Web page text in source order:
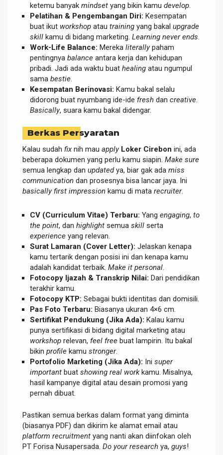
ketemu banyak mindset yang bikin kamu develop
Pelatihan & Pengembangan Diri: Kesempatan
buat ikut workshop atau training yang bakal upgrade
skill kamu di bidang marketing. Learning never ends
Work-Life Balance: Mereka literallypaham
pentingnya balance antara kerja dan kehidupan
pribadi. Jadi ada waktu buat healing atau ngumpul
sama bestie
Kesempatan Berinovasi: Kamu bakal selalu
didorong buat nyumbang ide-ide fresh dan creative
Basically, suara kamu bakal didengar.
Berkas Persyaratan
Kalau sudah fixnih mau apply Loker Cirebon ini, ada
beberapa dokumen yang perlu kamu siapin. Make sure
semua lengkap dan updatedya, biar gak ada miss
communication dan prosesnya bisa lancar jaya. Ini
basically first impression kamu di mata recruiter.
CV (Curriculum Vitae) Terbaru: Yang engaging, to
the point, dan highlight semua skill serta
experience yang relevan.
Surat Lamaran (Cover Letter): Jelaskan kenapa
kamu tertarik dengan posisi ini dan kenapa kamu
adalah kandidat terbaik. Make it personal.
Fotocopy Ijazah & Transkrip Nilai: Dari pendidikan
terakhir kamu.
Fotocopy KTP: Sebagai bukti identitas dan domisili.
Pas Foto Terbaru: Biasanya ukuran 4×6 cm.
Sertifikat Pendukung (Jika Ada): Kalau kamu
punya sertifikasi di bidang digital marketing atau
workshop relevan, feel free buat lampirin. Itu bakal
bikin profile kamu stronger.
Portofolio Marketing (Jika Ada): Ini super
important buat showing real workkamu. Misalnya,
hasil kampanye digital atau desain promosi yang
pernah dibuat.
Pastikan semua berkas dalam format yang diminta
(biasanya PDF) dan dikirim ke alamat email atau
platform recruitment yang nanti akan diinfokan oleh
PT Forisa Nusapersada. Do your research ya, guys!